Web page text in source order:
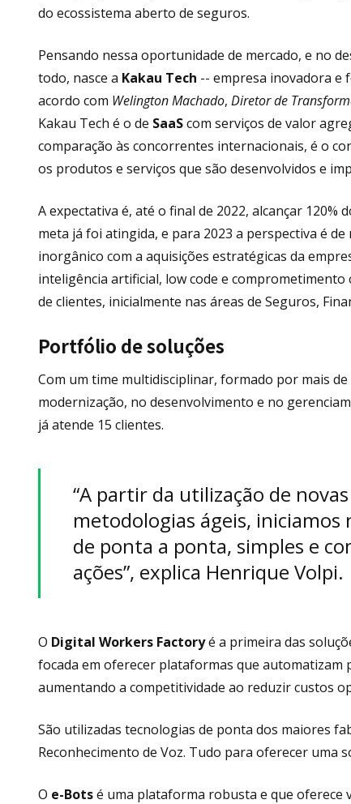
do ecossistema aberto de seguros.
Pensando nessa oportunidade de mercado, e no
todo, nasce a Kakau Tech -- empresa inovadora e
acordo com Welington Machado, Diretor de
Kakau Tech é o de SaaScom serviços de valor
comparação às concorrentes internacionais, é o
os produtos e serviços que são desenvolvidos e
A expectativa é, até o final de 2022, alcançar
meta já foi atingida, e para 2023 a perspectiva é
inorgânico com a aquisições estratégicas da
inteligência artificial, low code e
de clientes, inicialmente nas áreas de Seguros,
Portfólio de soluções
Com um time multidisciplinar, formado por mais
modernização, no desenvolvimento e no
já atende 15 clientes.
“A partir da utilização de
metodologias ágeis, iniciamos
de ponta a ponta, simples e
ações”, explica Henrique Volpi.
O Digital Workers Factoryé a primeira das
focada em oferecer plataformas que
aumentando a competitividade ao reduzir custos
São utilizadas tecnologias de ponta dos maiores
Reconhecimento de Voz. Tudo para oferecer uma
O e-Botsé uma plataforma robusta e que oferece